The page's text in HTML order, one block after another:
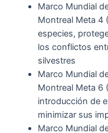
Marco Mundial
Montreal Meta 4
especies,
los conflictos
silvestres
Marco Mundial
Montreal Meta 6
introducción de
minimizar sus
Marco Mundial